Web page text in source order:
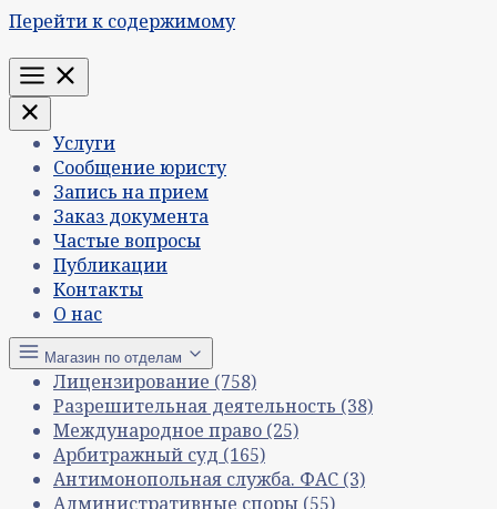
Перейти к содержимому
Меню
Услуги
Сообщение юристу
Запись на прием
Заказ документа
Частые вопросы
Публикации
Контакты
О нас
Магазин по отделам
Лицензирование (758)
Разрешительная деятельность (38)
Международное право (25)
Арбитражный суд (165)
Антимонопольная служба. ФАС (3)
Административные споры (55)